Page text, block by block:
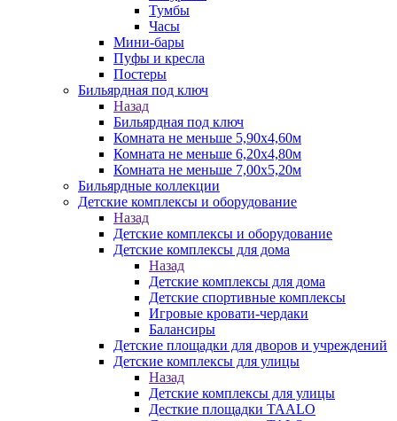
Тумбы
Часы
Мини-бары
Пуфы и кресла
Постеры
Бильярдная под ключ
Назад
Бильярдная под ключ
Комната не меньше 5,90х4,60м
Комната не меньше 6,20х4,80м
Комната не меньше 7,00х5,20м
Бильярдные коллекции
Детские комплексы и оборудование
Назад
Детские комплексы и оборудование
Детские комплексы для дома
Назад
Детские комплексы для дома
Детские спортивные комплексы
Игровые кровати-чердаки
Балансиры
Детские площадки для дворов и учреждений
Детские комплексы для улицы
Назад
Детские комплексы для улицы
Десткие площадки TAALO